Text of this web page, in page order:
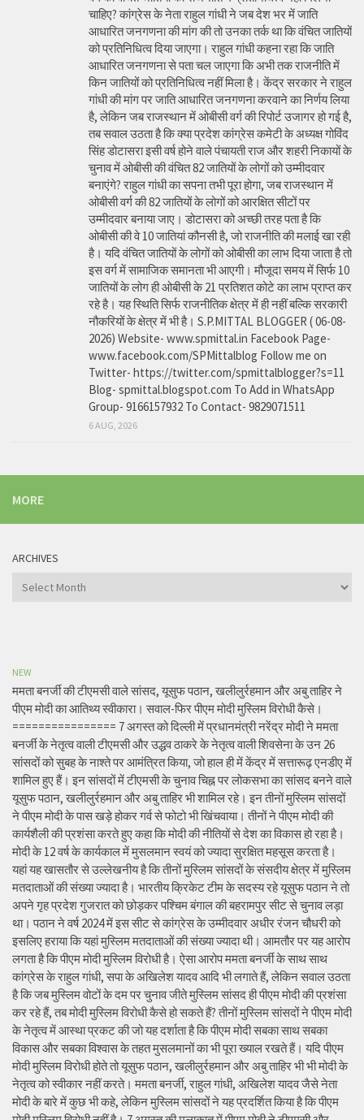
चाहिए? कांग्रेस के नेता राहुल गांधी ने जब देश भर में जाति
आधारित जनगणना की मांग की तो उनका तर्क था कि वंचित जातियों
को प्रतिनिधित्व दिया जाएगा। राहुल गांधी कहना रहा कि जाति
आधारित जनगणना से पता चल जाएगा कि अभी तक राजनीति में
किन जातियों को प्रतिनिधित्व नहीं मिला है। केंद्र सरकार ने राहुल
गांधी की मांग पर जाति आधारित जनगणना करवाने का निर्णय लिया
है, लेकिन जब राजस्थान में ओबीसी वर्ग की रिपोर्ट उजागर हो गई है,
तब सवाल उठता है कि क्या प्रदेश कांग्रेस कमेटी के अध्यक्ष गोविंद
सिंह डोटासरा इसी वर्ष होने वाले पंचायती राज और शहरी निकायों के
चुनाव में ओबीसी की वंचित 82 जातियों के लोगों को उम्मीदवार
बनाएंगे? राहुल गांधी का सपना तभी पूरा होगा, जब राजस्थान में
ओबीसी वर्ग की 82 जातियों के लोगों को आरक्षित सीटों पर
उम्मीदवार बनाया जाए। डोटासरा को अच्छी तरह पता है कि
ओबीसी की वे 10 जातियां कौनसी है, जो राजनीति की मलाई खा रही
है। यदि वंचित जातियों के लोगों को ओबीसी का लाभ दिया जाता है तो
इस वर्ग में सामाजिक समानता भी आएगी। मौजूदा समय में सिर्फ 10
जातियों के लोग ही ओबीसी के 21 प्रतिशत कोटे का लाभ प्राप्त कर
रहे है। यह स्थिति सिर्फ राजनीतिक क्षेत्र में ही नहीं बल्कि सरकारी
नौकरियों के क्षेत्र में भी है। S.P.MITTAL BLOGGER ( 06-08-
2026) Website- www.spmittal.in Facebook Page-
www.facebook.com/SPMittalblog Follow me on
Twitter- https://twitter.com/spmittalblogger?s=11
Blog- spmittal.blogspot.com To Add in WhatsApp
Group- 9166157932 To Contact- 9829071511
6 AUG, 2026
MORE
ARCHIVES
Archives
NEW
ममता बनर्जी की टीएमसी वाले सांसद, यूसुफ पठान, खलीलुर्रहमान और अबु ताहिर ने
पीएम मोदी का आतिथ्य स्वीकारा। सवाल-फिर पीएम मोदी मुस्लिम विरोधी कैसे।
================ 7 अगस्त को दिल्ली में प्रधानमंत्री नरेंद्र मोदी ने ममता
बनर्जी के नेतृत्व वाली टीएमसी और उद्धव ठाकरे के नेतृत्व वाली शिवसेना के उन 26
सांसदों को सुबह के नाश्ते पर आमंत्रित किया, जो हाल ही में केंद्र में सत्तारूढ़ एनडीए में
शामिल हुए हैं। इन सांसदों में टीएमसी के चुनाव चिह्न पर लोकसभा का सांसद बनने वाले
यूसुफ पठान, खलीलुर्रहमान और अबु ताहिर भी शामिल रहे। इन तीनों मुस्लिम सांसदों
ने पीएम मोदी के पास खड़े होकर गर्व से फोटो भी खिंचवाया। तीनों ने पीएम मोदी की
कार्यशैली की प्रशंसा करते हुए कहा कि मोदी की नीतियों से देश का विकास हो रहा है।
मोदी के 12 वर्ष के कार्यकाल में मुसलमान स्वयं को ज्यादा सुरक्षित महसूस करता है।
यहां यह खासतौर से उल्लेखनीय है कि तीनों मुस्लिम सांसदों के संसदीय क्षेत्र में मुस्लिम
मतदाताओं की संख्या ज्यादा है। भारतीय क्रिकेट टीम के सदस्य रहे यूसुफ पठान ने तो
अपने गृह प्रदेश गुजरात को छोड़कर पश्चिम बंगाल की बहरामपुर सीट से चुनाव लड़ा
था। पठान ने वर्ष 2024 में इस सीट से कांग्रेस के उम्मीदवार अधीर रंजन चौधरी को
इसलिए हराया कि यहां मुस्लिम मतदाताओं की संख्या ज्यादा थी। आमतौर पर यह आरोप
लगता है कि पीएम मोदी मुस्लिम विरोधी है। ऐसा आरोप ममता बनर्जी के साथ साथ
कांग्रेस के राहुल गांधी, सपा के अखिलेश यादव आदि भी लगाते हैं, लेकिन सवाल उठता
है कि जब मुस्लिम वोटों के दम पर चुनाव जीते मुस्लिम सांसद ही पीएम मोदी की प्रशंसा
कर रहे हैं, तब मोदी मुस्लिम विरोधी कैसे हो सकते हैं? तीनों मुस्लिम सांसदों ने पीएम मोदी
के नेतृत्व में आस्था प्रकट की जो यह दर्शाता है कि पीएम मोदी सबका साथ सबका
विकास और सबका विश्वास के तहत मुसलमानों का भी पूरा ख्याल रखते हैं। यदि पीएम
मोदी मुस्लिम विरोधी होते तो यूसुफ पठान, खलीलुर्रहमान और अबु ताहिर भी भी मोदी के
नेतृत्व को स्वीकार नहीं करते। ममता बनर्जी, राहुल गांधी, अखिलेश यादव जैसे नेता
मोदी के बारे में कुछ भी कहे, लेकिन मुस्लिम सांसदों ने यह प्रदर्शित किया है कि पीएम